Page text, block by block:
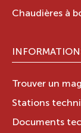
Chaudières à
Trouver un
Stations
Documents